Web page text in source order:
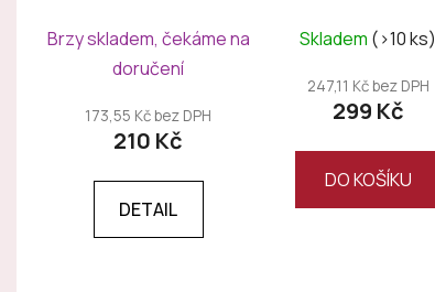
Brzy skladem, čekáme na
doručení
173,55 Kč bez DPH
210 Kč
DETAIL
Skladem (>10 ks)
247,11 Kč bez DPH
299 Kč
DO KOŠÍKU